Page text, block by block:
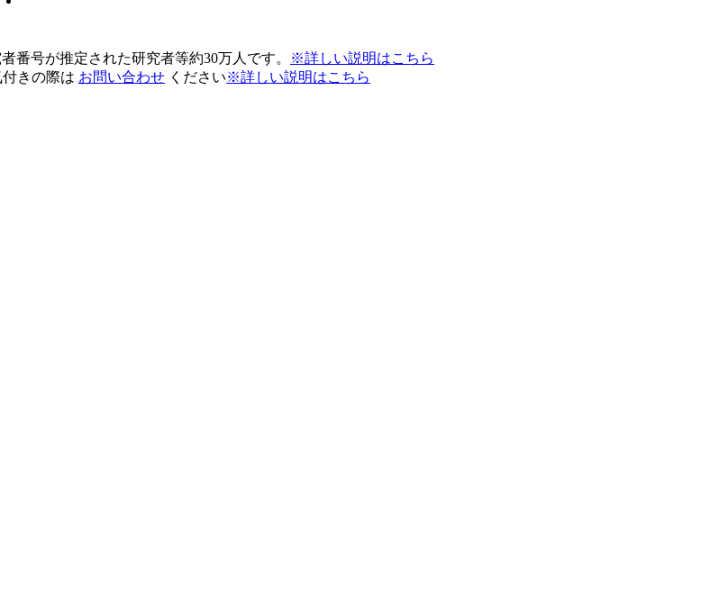
番号が推定された研究者等約30万人です。
※詳しい説明はこちら
きの際は お問い合わせ ください※詳しい説明はこちら